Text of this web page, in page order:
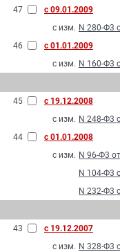
47
с 09.01.2009
с изм. N 280-Ф3
46
с 01.01.2009
с изм. N 160-Ф3
45
с 19.12.2008
с изм. N 248-Ф3
44
с 01.01.2008
с изм. N 96-Ф3
N 104-Ф3
N 232-Ф3
43
с 19.12.2007
с изм. N 328-Ф3